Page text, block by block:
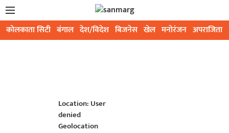
कोलकाता सिटी बंगाल देश/विदेश बिजनेस खेल मनोरंजन अपराजिता
Location: User
denied
Geolocation